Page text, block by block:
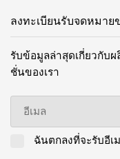
การมาร์ก
เคเบิล
การถ่ายเทความร้อน
ล่วงหน้าซึ่งใช้งาน
ลงทะเบียนรับจดหมาย
รับข้อมูลล่าสุดเกี่ยวกับ
ชั่นของเรา
อีเมล
ฉันตกลงที่จะรับอีเ